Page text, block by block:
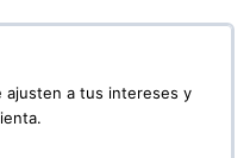
ajusten a tus intereses y